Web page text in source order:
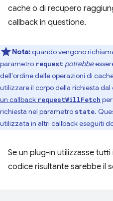
cache o di recupero
callback in questione.
Nota:quando vengono
parametro request potrebbe
dell'ordine delle operazioni di
utilizzare il corpo della richiesta
un callback requestWillFetch
richiesta nel parametro state.
utilizzata in altri callback eseguiti
Se un plug-in utilizzasse
codice risultante sarebbe il